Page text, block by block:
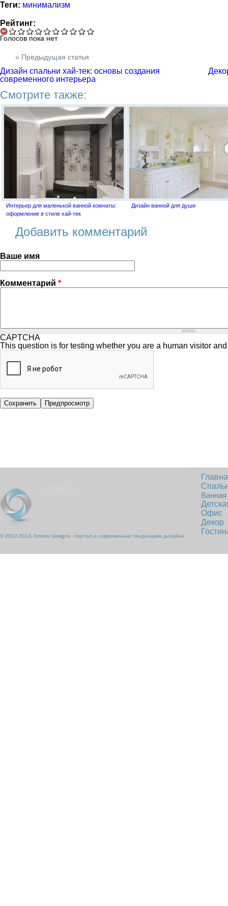
Теги: минимализм
Рейтинг:
Голосов пока нет
« Предыдущая статья
Дизайн спальни хай-тек: основы создания
современного интерьера
Смотрите также:
Дизайн ванной для души
Интерьер для маленькой ванной комнаты:
оформление в стиле хай-тек
Добавить комментарий
Ваше имя
Комментарий *
CAPTCHA
This question is for testing whether you are a human visitor
© 2012-2013, Interior designs - портал о современных тенденциях дизайна
Ванная
Офис
Декор